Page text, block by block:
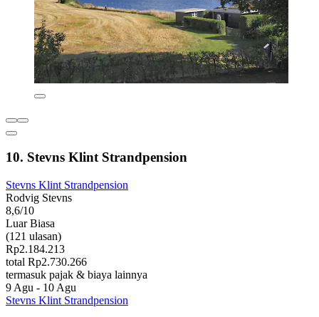
10. Stevns Klint Strandpension
Stevns Klint Strandpension
Rodvig Stevns
8,6/10
Luar Biasa
(121 ulasan)
Rp2.184.213
total Rp2.730.266
termasuk pajak & biaya lainnya
9 Agu - 10 Agu
Stevns Klint Strandpension